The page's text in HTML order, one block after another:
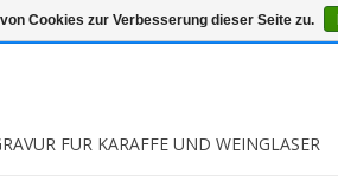
FUR KARAFFE UND WEINGLASER
Cookies zur Verbesserung dieser Seite zu.